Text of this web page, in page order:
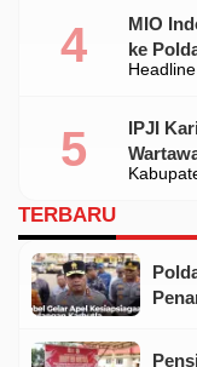
Headline
MIO
ke
IPJI
TERBARU